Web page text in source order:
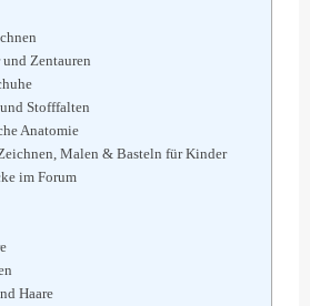
Zentauren
Stofffalten
Anatomie
Malen & Basteln für Kinder
im Forum
Haare